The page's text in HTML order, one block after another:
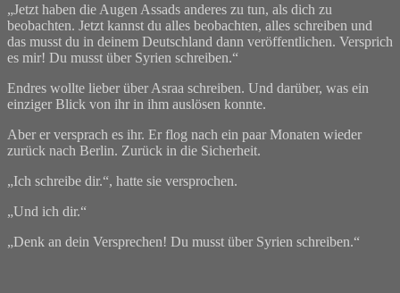
„Jetzt haben die Augen Assads anderes zu tun, als dich zu
beobachten. Jetzt kannst du alles beobachten, alles schreiben und
das musst du in deinem Deutschland dann veröffentlichen. Versprich
es mir! Du musst über Syrien schreiben.“
Endres wollte lieber über Asraa schreiben. Und darüber, was ein
einziger Blick von ihr in ihm auslösen konnte.
Aber er versprach es ihr. Er flog nach ein paar Monaten wieder
zurück nach Berlin. Zurück in die Sicherheit.
„Ich schreibe dir.“, hatte sie versprochen.
„Und ich dir.“
„Denk an dein Versprechen! Du musst über Syrien schreiben.“